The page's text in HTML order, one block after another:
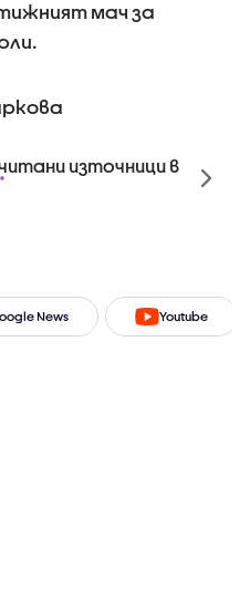
мач за
източници в
News Youtube